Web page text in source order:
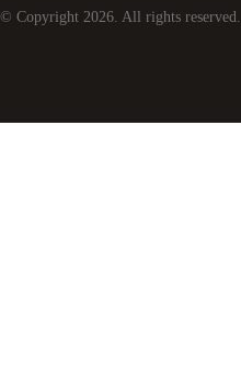
© Copyright 2026. All rights reserved.